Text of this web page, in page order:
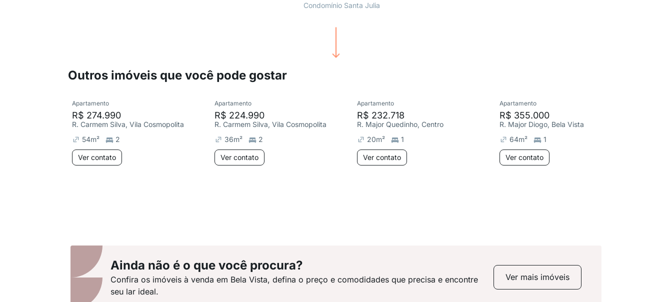
Condomínio Santa Julia
Outros imóveis que você pode gostar
Apartamento
R$ 274.990
R. Carmem Silva, Vila Cosmopolita
54m² 2
Ver contato
Apartamento
R$ 224.990
R. Carmem Silva, Vila Cosmopolita
36m² 2
Ver contato
Apartamento
R$ 232.718
R. Major Quedinho, Centro
20m² 1
Ver contato
Apartamento
R$ 355.000
R. Major Diogo, Bela Vista
64m² 1
Ver contato
Ainda não é o que você procura?
Confira os imóveis à venda em Bela Vista, defina o preço e comodidades que precisa e encontre
seu lar ideal.
Ver mais imóveis